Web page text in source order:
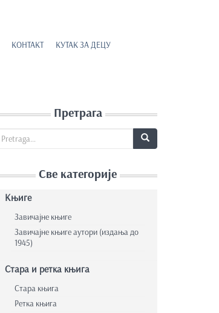
КОНТАКТ КУТАК ЗА ДЕЦУ
Претрага
Search for:
Све категорије
Књиге
Завичајне књиге
Завичајне књиге аутори (издања до
1945)
Стара и ретка књига
Стара књига
Ретка књига